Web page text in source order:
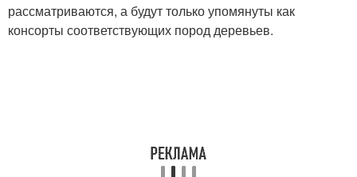
Древесные грибы Гигантские грибы
рассматриваются, а будут только упомянуты как
консорты соответствующих пород деревьев.